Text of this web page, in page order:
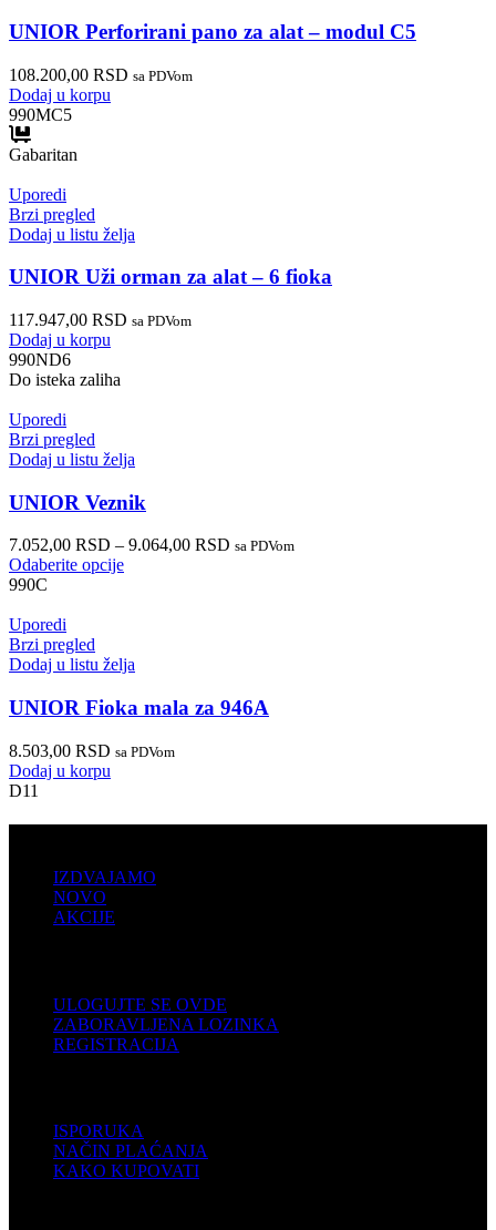
UNIOR Perforirani pano za alat – modul C5
108.200,00 RSD sa PDVom
Dodaj u korpu
990MC5
Gabaritan
Uporedi
Brzi pregled
Dodaj u listu želja
UNIOR Uži orman za alat – 6 fioka
117.947,00 RSD sa PDVom
Dodaj u korpu
990ND6
Do isteka zaliha
Uporedi
Brzi pregled
Dodaj u listu želja
UNIOR Veznik
7.052,00 RSD – 9.064,00 RSD sa PDVom
Odaberite opcije
990C
Uporedi
Brzi pregled
Dodaj u listu želja
UNIOR Fioka mala za 946A
8.503,00 RSD sa PDVom
Dodaj u korpu
D11
IZDVAJAMO
NOVO
AKCIJE
ULOGUJTE SE OVDE
ZABORAVLJENA LOZINKA
REGISTRACIJA
ISPORUKA
NAČIN PLAĆANJA
KAKO KUPOVATI